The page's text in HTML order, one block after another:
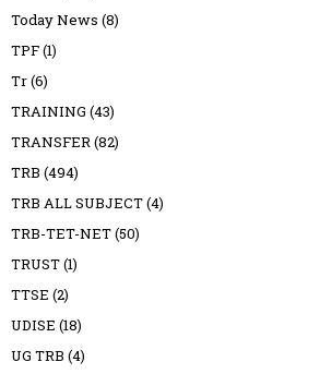
Today News (8)
TPF(1)
Tr(6)
TRAINING (43)
TRANSFER(82)
TRB (494)
TRB ALL SUBJECT(4)
TRB-TET-NET(50)
TRUST(1)
TTSE (2)
UDISE (18)
UG TRB (4)